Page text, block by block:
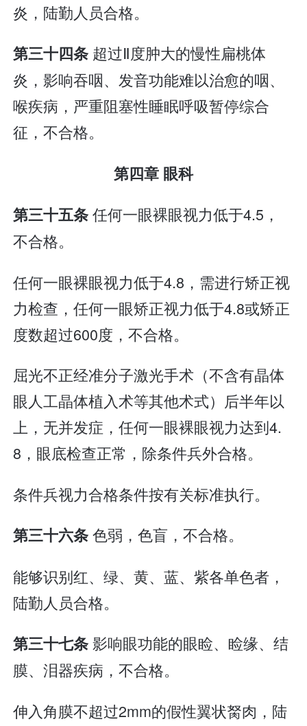
炎，陆勤人员合格。
第三十四条 超过Ⅱ度肿大的慢性扁桃体
炎，影响吞咽、发音功能难以治愈的咽、
喉疾病，严重阻塞性睡眠呼吸暂停综合
征，不合格。
第四章 眼科
第三十五条任何一眼裸眼视力低于4.5，
不合格。
任何一眼裸眼视力低于4.8，需进行矫正视
力检查，任何一眼矫正视力低于4.8或矫正
度数超过600度，不合格。
屈光不正经准分子激光手术（不含有晶体
眼人工晶体植入术等其他术式）后半年以
上，无并发症，任何一眼裸眼视力达到4.
8，眼底检查正常，除条件兵外合格。
条件兵视力合格条件按有关标准执行。
第三十六条色弱，色盲，不合格。
能够识别红、绿、黄、蓝、紫各单色者，
陆勤人员合格。
第三十七条影响眼功能的眼睑、睑缘、结
膜、泪器疾病，不合格。
伸入角膜不超过2mm的假性翼状胬肉，陆